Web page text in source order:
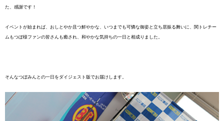
た、感謝です！
イベントが始まれば、おしとやか且つ鮮やかな、いつまでも可憐な御姿と立ち居振る舞いに、関トレチー
ムもつぼ様ファンの皆さんも癒され、和やかな気持ちの一日と相成りました。
そんなつぼみんとの一日をダイジェスト版でお届けします。